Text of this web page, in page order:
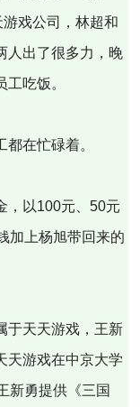
戏公司，林超和
人出了很多力，晚
吃饭。
在忙碌着。
，以100元、50元
加上杨旭带回来的
于天天游戏，王新
天游戏在中京大学
新勇提供《三国